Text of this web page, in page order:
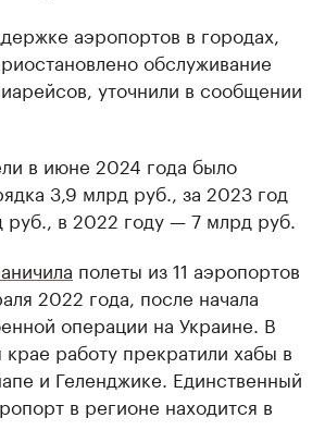
аэропортов в городах,
обслуживание
уточнили в сообщении
в июне 2024 года было
3,9 млрд руб., за 2023 год
в 2022 году — 7 млрд руб.
полеты из 11 аэропортов
2022 года, после начала
операции на Украине. В
работу прекратили хабы в
и Геленджике. Единственный
в регионе находится в